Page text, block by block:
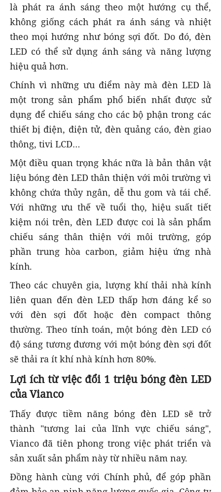
là phát ra ánh sáng theo một hướng cụ thể,
không giống cách phát ra ánh sáng và nhiệt
theo mọi hướng như bóng sợi đốt. Do đó, đèn
LED có thể sử dụng ánh sáng và năng lượng
hiệu quả hơn.
Chính vì những ưu điểm này mà đèn LED là
một trong sản phẩm phổ biến nhất được sử
dụng để chiếu sáng cho các bộ phận trong các
thiết bị điện, điện tử, đèn quảng cáo, đèn giao
thông, tivi LCD…
Một điều quan trọng khác nữa là bản thân vật
liệu bóng đèn LED thân thiện với môi trường vì
không chứa thủy ngân, dễ thu gom và tái chế.
Với những ưu thế về tuổi thọ, hiệu suất tiết
kiệm nói trên, đèn LED được coi là sản phẩm
chiếu sáng thân thiện với môi trường, góp
phần trung hòa carbon, giảm hiệu ứng nhà
kính.
Theo các chuyên gia, lượng khí thải nhà kính
liên quan đến đèn LED thấp hơn đáng kể so
với đèn sợi đốt hoặc đèn compact thông
thường. Theo tính toán, một bóng đèn LED có
độ sáng tương đương với một bóng đèn sợi đốt
sẽ thải ra ít khí nhà kính hơn 80%.
Lợi ích từ việc đổi 1 triệu bóng đèn LED
của Vianco
Thấy được tiềm năng bóng đèn LED sẽ trở
thành "tương lai của lĩnh vực chiếu sáng",
Vianco đã tiên phong trong việc phát triển và
sản xuất sản phẩm này từ nhiều năm nay.
Đồng hành cùng với Chính phủ, để góp phần